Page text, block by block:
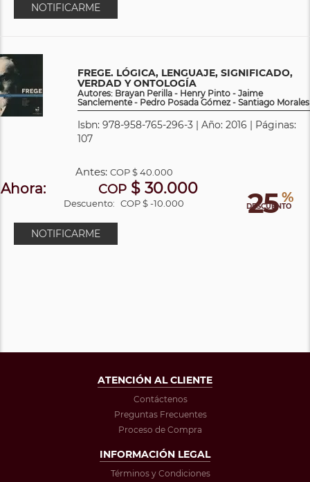
NOTIFICARME
FREGE. LÓGICA, LENGUAJE, SIGNIFICADO,
VERDAD Y ONTOLOGÍA
Autores: Brayan Perilla - Henry Pinto - Jaime
Sanclemente - Pedro Posada Gómez - Santiago Morales
Isbn: 978-958-765-296-3 | Año: 2016 | Páginas:
107
25 %
DESCUENTO
Antes: COP$ 40.000
Ahora: COP $ 30.000
Descuento: COP $ -10.000
NOTIFICARME
ATENCIÓN AL CLIENTE
Contáctenos
Preguntas Frecuentes
Proceso de Compra
INFORMACIÓN LEGAL
Términos y Condiciones